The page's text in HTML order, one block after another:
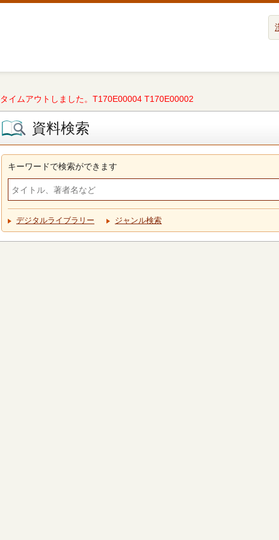
イムアウトしました。T170E00004 T170E00002
資料検索
キーワードで検索ができます
デジタルライブラリー ジャンル検索